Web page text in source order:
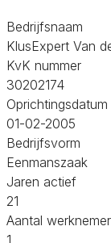
Bedrijfsnaam
KlusExpert Van
KvK nummer
30202174
Oprichtingsdatum
01-02-2005
Bedrijfsvorm
Eenmanszaak
Jaren actief
21
Aantal
1